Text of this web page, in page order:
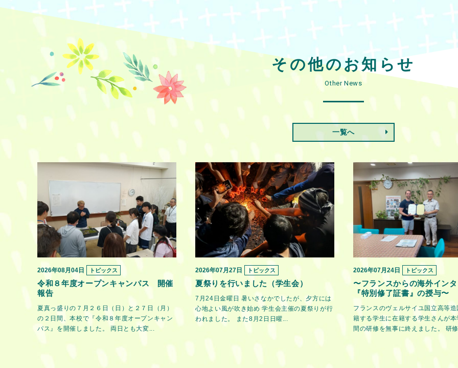
その他のお知らせ
Other News
一覧へ
2026年08月04日 トピックス
令和８年度オープンキャンパス 開催
報告
夏真っ盛りの７月２６日（日）と２７日（月）
の２日間、本校で『令和８年度オープンキャン
パス』を開催しました。 両日とも大変...
2026年07月27日 トピックス
夏祭りを行いました（学生会）
7月24日金曜日 暑いさなかでしたが、夕方には
心地よい風が吹き始め 学生会主催の夏祭りが行
われました。 また8月2日日曜...
2026年07月24日 トピックス
〜フランスからの海外イン
『特別修了証書』の授与〜
フランスのヴェルサイユ国立高等
籍する学生に在籍する学生さんが
間の研修を無事に終えました。 研